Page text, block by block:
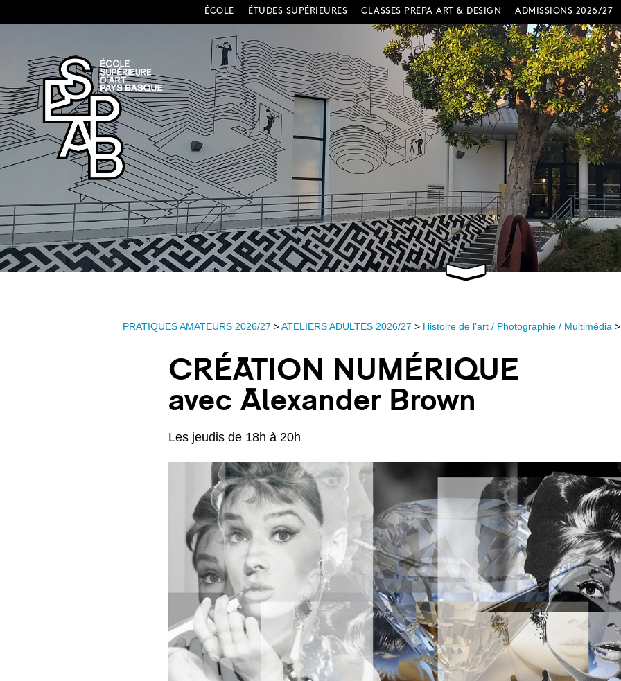
ÉCOLE ÉTUDES SUPÉRIEURES CLASSES PRÉPA ART & DESIGN ADMISSIONS 2026/27
PRATIQUES AMATEURS 2026/27 >ATELIERS ADULTES 2026/27 > Histoire de l’art / Photographie / Multimédia>
CRÉATION NUMÉRIQUE
avec Alexander Brown
Les jeudis de 18h à 20h